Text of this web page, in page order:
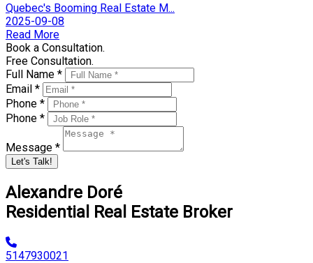
Quebec's Booming Real Estate M...
2025-09-08
Read More
Book a Consultation.
Free Consultation.
Full Name *
Email *
Phone *
Phone *
Message *
Let's Talk!
Alexandre Doré
Residential Real Estate Broker
5147930021